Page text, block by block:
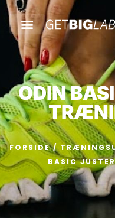
ODIN
FORSIDE/
BASIC